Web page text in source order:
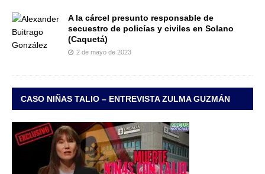
A la cárcel presunto responsable de
secuestro de policías y civiles en Solano
(Caquetá)
2 de mayo de 2023
CASO NIÑAS TALIO – ENTREVISTA ZULMA GUZMÁN